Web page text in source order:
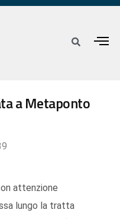
a Metaponto
attenzione
lungo la tratta